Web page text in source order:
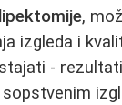
,
izgleda i
-